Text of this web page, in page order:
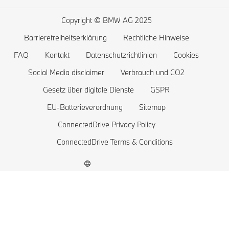
BMW 3er
BMW 2er
BMW 1er
Die BMW X1 familie
Kosten von Elektrofahrzeugen
Batterie und Antriebstechnologie
Copyright © BMW AG 2025
Barrierefreiheitserklärung
Rechtliche Hinweise
FAQ
Kontakt Datenschutzrichtlinien
Cookies
Social Media disclaimer
Verbrauch und CO2
Gesetz über digitale Dienste
GSPR
EU-Batterieverordnung
Sitemap
ConnectedDrive Privacy Policy
ConnectedDrive Terms & Conditions